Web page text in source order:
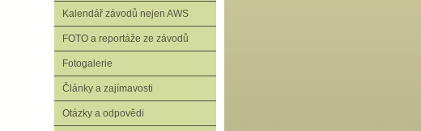
Kalendář závodů nejen AWS
FOTO a reportáže ze závodů
Fotogalerie
Články a zajímavosti
Otázky a odpovědi